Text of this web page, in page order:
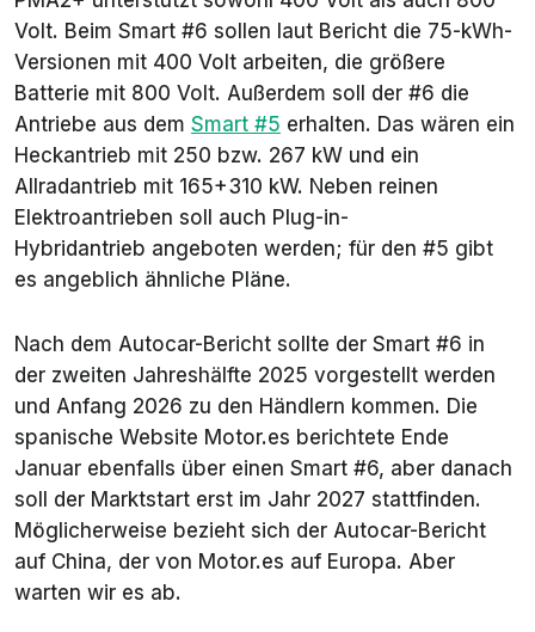
Volt. Beim Smart #6 sollen laut Bericht die 75-kWh-
Versionen mit 400 Volt arbeiten, die größere
Batterie mit 800 Volt. Außerdem soll der #6 die
Antriebe aus dem Smart #5 erhalten. Das wären ein
Heckantrieb mit 250 bzw. 267 kW und ein
Allradantrieb mit 165+310 kW. Neben reinen
Elektroantrieben soll auch Plug-in-
Hybridantrieb angeboten werden; für den #5 gibt
es angeblich ähnliche Pläne.
Nach dem Autocar-Bericht sollte der Smart #6 in
der zweiten Jahreshälfte 2025 vorgestellt werden
und Anfang 2026 zu den Händlern kommen. Die
spanische Website Motor.es berichtete Ende
Januar ebenfalls über einen Smart #6, aber danach
soll der Marktstart erst im Jahr 2027 stattfinden.
Möglicherweise bezieht sich der Autocar-Bericht
auf China, der von Motor.es auf Europa. Aber
warten wir es ab.